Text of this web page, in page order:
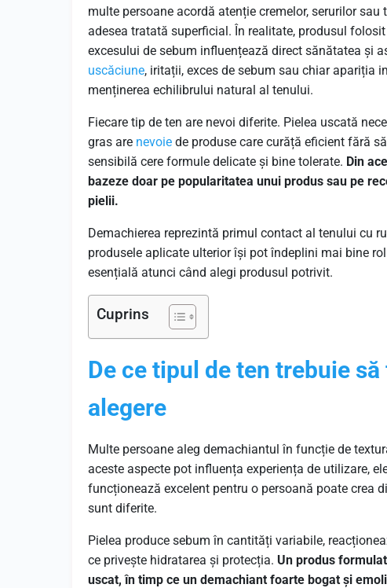
multe persoane acordă atenție cremelor, serurilor
adesea tratată superficial. În realitate, produsul
excesului de sebum influențează direct sănătatea și
uscăciune, iritații, exces de sebum sau chiar apariția
menținerea echilibrului natural al tenului.
Fiecare tip de ten are nevoi diferite. Pielea uscată
gras are nevoie de produse care curăță eficient fără
sensibilă cere formule delicate și bine tolerate. Din
bazeze doar pe popularitatea unui produs sau pe
pielii.
Demachierea reprezintă primul contact al tenului cu
produsele aplicate ulterior își pot îndeplini mai bine
esențială atunci când alegi produsul potrivit.
Cuprins
De ce tipul de ten trebuie
alegere
Multe persoane aleg demachiantul în funcție de
aceste aspecte pot influența experiența de utilizare,
funcționează excelent pentru o persoană poate crea
sunt diferite.
Pielea produce sebum în cantități variabile,
ce privește hidratarea și protecția. Un produs
uscat, în timp ce un demachiant foarte bogat și